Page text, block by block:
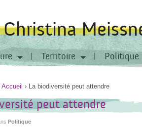
Christina
Territoire Politique
Accueil › La biodiversité peut attendre
peut attendre
Politique